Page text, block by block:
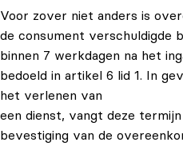
Voor zover niet anders is
de consument verschuldigde
binnen 7 werkdagen na het
bedoeld in artikel 6 lid 1. In
het verlenen van
een dienst, vangt deze
bevestiging van de